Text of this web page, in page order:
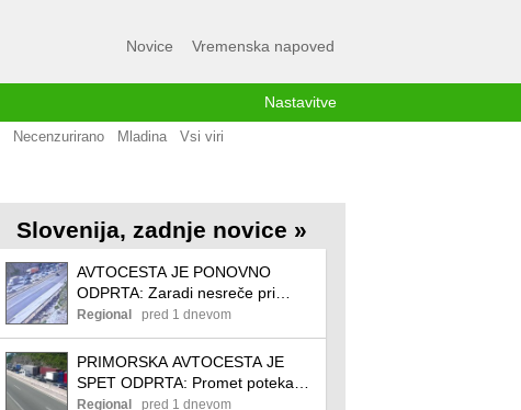
Novice Vremenska napoved
Nastavitve
Necenzurirano Mladina Vsi viri
Slovenija, zadnje novice »
AVTOCESTA JE PONOVNO
ODPRTA: Zaradi nesreče pri
Postojni večkilometrski zastoj
Regional pred 1 dnevom
PRIMORSKA AVTOCESTA JE
SPET ODPRTA: Promet poteka
čez počivališče
Regional pred 1 dnevom